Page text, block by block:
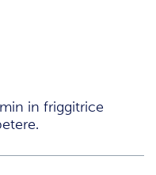
in friggitrice